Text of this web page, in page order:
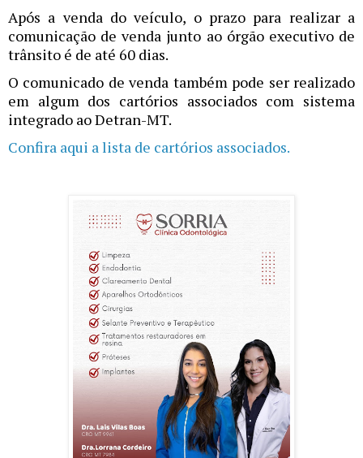
Após a venda do veículo, o prazo para realizar a
comunicação de venda junto ao órgão executivo de
trânsito é de até 60 dias.
O comunicado de venda também pode ser realizado
em algum dos cartórios associados com sistema
integrado ao Detran-MT.
Confira aqui a lista de cartórios associados.